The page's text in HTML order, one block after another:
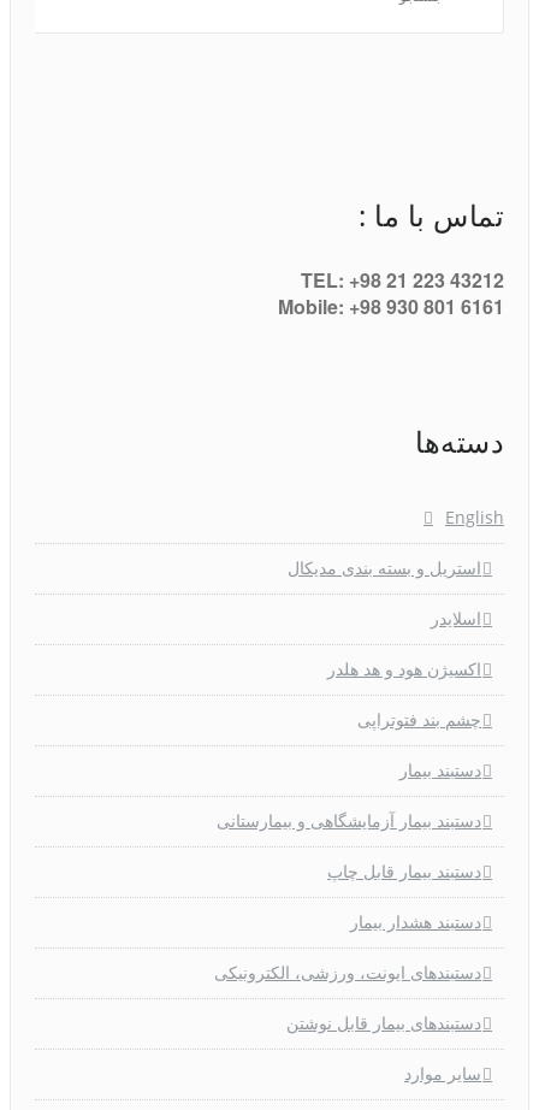
تماس با ما :
TEL: +98 21 223 43212
Mobile: +98 930 801 6161
دسته‌ها
English
استریل و بسته بندی مدیکال
اسلایدر
اکسیژن هود و هد هلدر
چشم بند فتوتراپی
دستبند بیمار
دستبند بیمار آزمایشگاهی و بیمارستانی
دستبند بیمار قابل چاپ
دستبند هشدار بیمار
دستبندهای ایونت، ورزشی، الکترونیکی
دستبندهای بیمار قابل نوشتن
سایر موارد